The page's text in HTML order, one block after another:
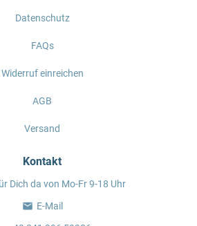
Datenschutz
FAQs
Widerruf einreichen
AGB
Versand
Kontakt
Dich da von Mo-Fr 9-18 Uhr
E-Mail